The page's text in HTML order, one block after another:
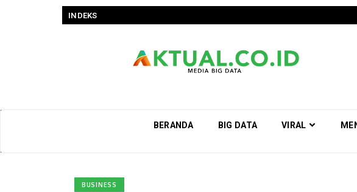
INDEKS
BERANDA BIG DATA VIRAL
BUSINESS